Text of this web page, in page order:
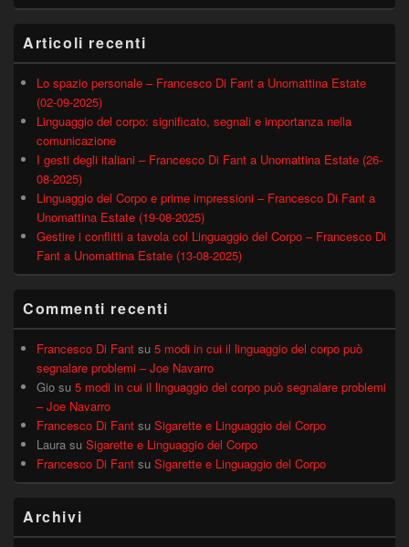
Articoli recenti
Lo spazio personale – Francesco Di Fant a Unomattina Estate
(02-09-2025)
Linguaggio del corpo: significato, segnali e importanza nella
comunicazione
I gesti degli italiani – Francesco Di Fant a Unomattina Estate (26-
08-2025)
Linguaggio del Corpo e prime impressioni – Francesco Di Fant a
Unomattina Estate (19-08-2025)
Gestire i conflitti a tavola col Linguaggio del Corpo – Francesco Di
Fant a Unomattina Estate (13-08-2025)
Commenti recenti
Francesco Di Fant su 5 modi in cui il linguaggio del corpo può
segnalare problemi – Joe Navarro
Gio su 5 modi in cui il linguaggio del corpo può segnalare problemi
– Joe Navarro
Francesco Di Fant su Sigarette e Linguaggio del Corpo
Laura su Sigarette e Linguaggio del Corpo
Francesco Di Fant su Sigarette e Linguaggio del Corpo
Archivi